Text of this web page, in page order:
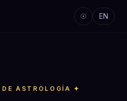
☉ EN
DE ASTROLOGÍA ✦